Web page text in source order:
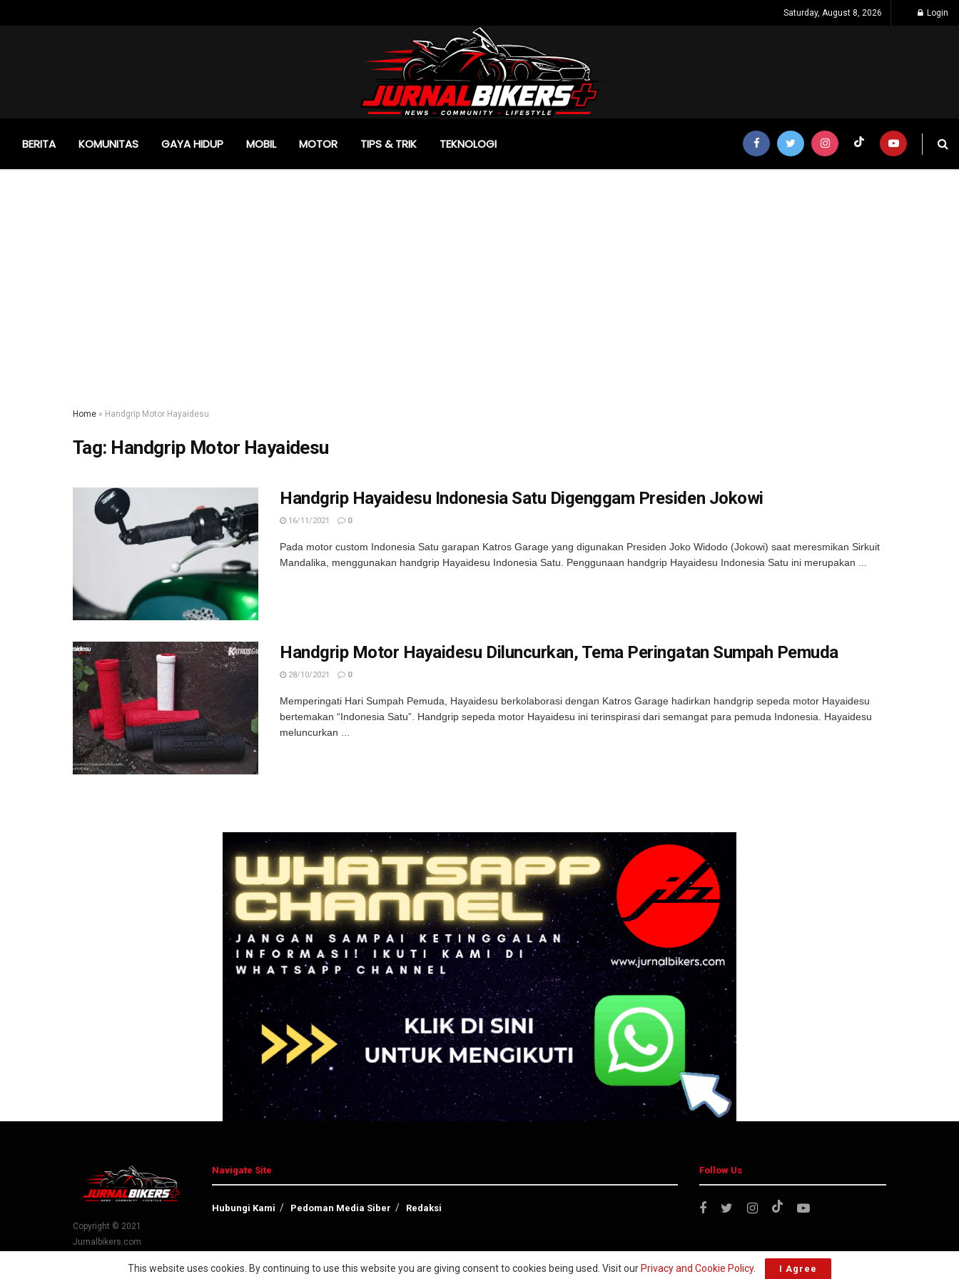
Saturday, August 8, 2026 Login
BERITA KOMUNITAS GAYA HIDUP MOBIL MOTOR TIPS & TRIK TEKNOLOGI
Home » Handgrip Motor Hayaidesu
Tag: Handgrip Motor Hayaidesu
Handgrip Hayaidesu Indonesia Satu Digenggam Presiden Jokowi
16/11/2021 0
Pada motor custom Indonesia Satu garapan Katros Garage yang digunakan Presiden Joko Widodo (Jokowi) saat meresmikan Sirkuit
Mandalika, menggunakan handgrip Hayaidesu Indonesia Satu. Penggunaan handgrip Hayaidesu Indonesia Satu ini merupakan ...
Handgrip Motor Hayaidesu Diluncurkan, Tema Peringatan Sumpah Pemuda
28/10/2021 0
Memperingati Hari Sumpah Pemuda, Hayaidesu berkolaborasi dengan Katros Garage hadirkan handgrip sepeda motor Hayaidesu
bertemakan “Indonesia Satu”. Handgrip sepeda motor Hayaidesu ini terinspirasi dari semangat para pemuda Indonesia. Hayaidesu
meluncurkan ...
Copyright © 2021
Jurnalbikers.com
Navigate Site
Hubungi Kami Pedoman Media Siber Redaksi
Follow Us
This website uses cookies. By continuing to use this website you are giving consent to cookies being used. Visit our Privacy and Cookie Policy. I Agree